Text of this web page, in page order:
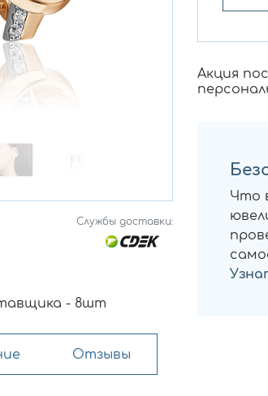
Службы доставки:
- 8шт
Акция
Что
Отзывы